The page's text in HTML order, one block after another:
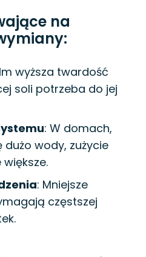
na
wyższa twardość
soli potrzeba do jej
: W domach,
dużo wody, zużycie
: Mniejsze
częstszej